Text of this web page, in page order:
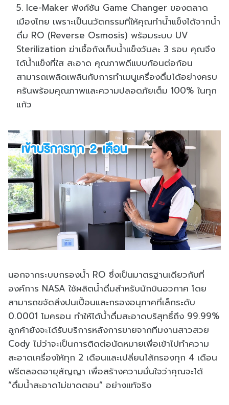
Ice-Maker ฟังก์ชัน Game Changer ของตลาด
เมืองไทย เพราะเป็นนวัตกรรมที่ให้คุณทำน้ำแข็งได้จากน้ำ
ดื่ม RO (Reverse Osmosis) พร้อมระบบ UV
Sterilization ฆ่าเชื้อถังเก็บน้ำแข็งวันละ 3 รอบ คุณจึง
ได้น้ำแข็งที่ใส สะอาด คุณภาพดีแบบก้อนต่อก้อน
สามารถเพลิดเพลินกับการทำเมนูเครื่องดื่มได้อย่างครบ
ครันพร้อมคุณภาพและความปลอดภัยเต็ม 100% ในทุก
แก้ว
นอกจากระบบกรองน้ำ RO ซึ่งเป็นมาตรฐานเดียวกับที่
องค์การ NASA ใช้ผลิตน้ำดื่มสำหรับนักบินอวกาศ โดย
สามารถขจัดสิ่งปนเปื้อนและกรองอนุภาคที่เล็กระดับ
0.0001 ไมครอน ทำให้ได้น้ำดื่มสะอาดบริสุทธิ์ถึง 99.99%
ลูกค้ายังจะได้รับบริการหลังการขายจากทีมงานสาวสวย
Cody ไม่ว่าจะเป็นการติดต่อนัดหมายเพื่อเข้าไปทำความ
สะอาดเครื่องให้ทุก 2 เดือนและเปลี่ยนไส้กรองทุก 4 เดือน
ฟรีตลอดอายุสัญญา เพื่อสร้างความมั่นใจว่าคุณจะได้
“ดื่มน้ำสะอาดไม่ขาดตอน” อย่างแท้จริง